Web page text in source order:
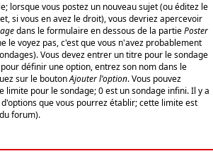
lorsque vous postez un nouveau sujet (ou éditez le
si vous en avez le droit), vous devriez apercevoir
dans le formulaire en dessous de la partiePoster
le voyez pas, c'est que vous n'avez probablement
Vous devez entrer un titre pour le sondage
définir une option, entrez son nom dans le
sur le boutonAjouter l'option. Vous pouvez
limite pour le sondage; 0 est un sondage infini. Il y a
que vous pourrez établir; cette limite est
forum).